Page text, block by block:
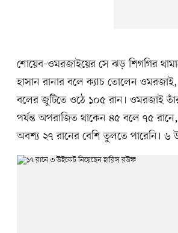
শোয়েব-ওমরজাইয়ের সে ঝড় শিগগির
হাসান রানার বলে ক্যাচ তোলেন
বলের জুটিতে ওঠে ১০৫ রান। ওমরজাই তাঁর
পর্যন্ত অপরাজিত থাকেন ৪৫ বলে ৭৫
অবশ্য ২৭ রানের বেশি তুলতে পারেনি। ৬